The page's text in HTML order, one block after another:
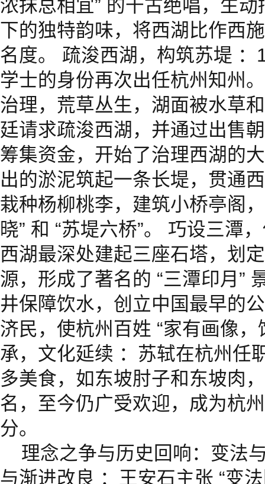
浓抹总相宜” 的千古绝唱，生
下的独特韵味，将西湖比作西
名度。 疏浚西湖，构筑苏堤
学士的身份再次出任杭州知州
治理，荒草丛生，湖面被水草
廷请求疏浚西湖，并通过出售
筹集资金，开始了治理西湖的
出的淤泥筑起一条长堤，贯通
栽种杨柳桃李，建筑小桥亭阁
晓” 和 “苏堤六桥”。 巧设三潭
西湖最深处建起三座石塔，划
源，形成了著名的 “三潭印月”
井保障饮水，创立中国最早的
济民，使杭州百姓 “家有画像
承，文化延续 ：苏轼在杭州任
多美食，如东坡肘子和东坡肉
名，至今仍广受欢迎，成为杭
分。
理念之争与历史回响：变法
与渐进改良 ：王安石主张 “变